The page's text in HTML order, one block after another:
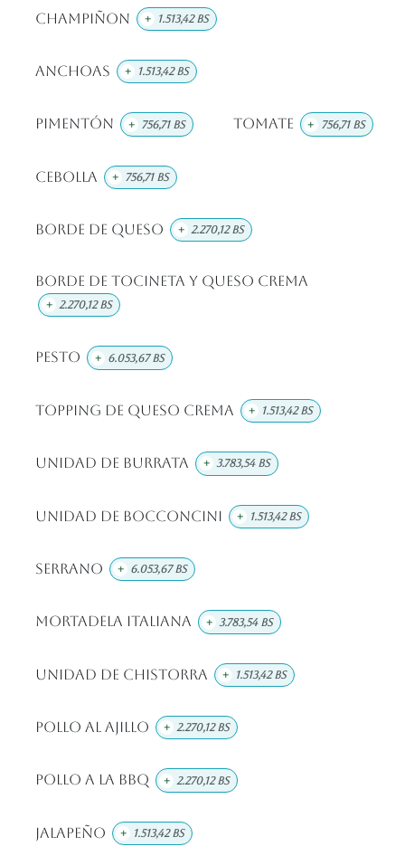
Champiñon + 1.513,42Bs
Anchoas + 1.513,42Bs
Pimentón + 756,71Bs Tomate + 756,71Bs
Cebolla + 756,71Bs
Borde de Queso + 2.270,12Bs
Borde de Tocineta y Queso Crema
+ 2.270,12Bs
Pesto + 6.053,67Bs
Topping de Queso Crema + 1.513,42Bs
Unidad de Burrata + 3.783,54Bs
Unidad de Bocconcini + 1.513,42Bs
Serrano + 6.053,67Bs
Mortadela Italiana + 3.783,54Bs
Unidad de Chistorra + 1.513,42Bs
Pollo Al Ajillo + 2.270,12Bs
Pollo A La BBQ + 2.270,12Bs
Jalapeño + 1.513,42Bs